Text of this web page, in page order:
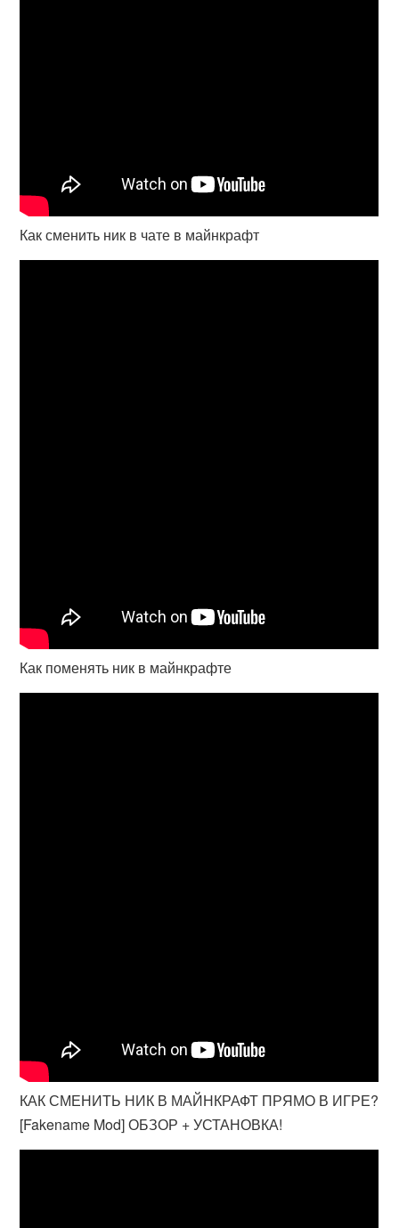
Как сменить ник в чате в майнкрафт
Как поменять ник в майнкрафте
КАК СМЕНИТЬ НИК В МАЙНКРАФТ ПРЯМО В ИГРЕ?
[Fakename Mod] ОБЗОР + УСТАНОВКА!